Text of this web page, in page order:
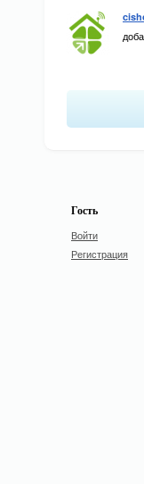
Гость
Войти
Регистрация